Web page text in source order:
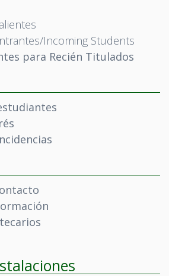
Incoming Students
para Recién Titulados